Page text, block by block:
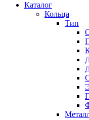
Каталог
Кольца
Тип